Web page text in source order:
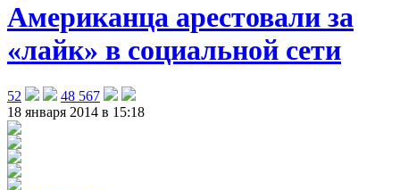
Американца арестовали за
«лайк» в социальной сети
52
48 567
18 января 2014 в 15:18